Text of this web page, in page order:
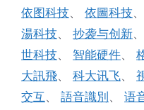
依图科技、 依圖科技、
湯科技、 抄袭与创新、
世科技、 智能硬件、
大訊飛、 科大讯飞、
交互、 語音識別 、 语